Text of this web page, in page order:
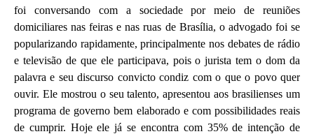
foi conversando com a sociedade por meio de reuniões
domiciliares nas feiras e nas ruas de Brasília, o advogado foi se
popularizando rapidamente, principalmente nos debates de rádio
e televisão de que ele participava, pois o jurista tem o dom da
palavra e seu discurso convicto condiz com o que o povo quer
ouvir. Ele mostrou o seu talento, apresentou aos brasilienses um
programa de governo bem elaborado e com possibilidades reais
de cumprir. Hoje ele já se encontra com 35% de intenção de